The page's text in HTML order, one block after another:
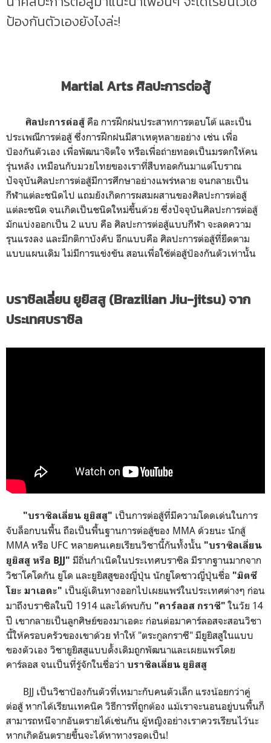
ป้องกันตัวเองยังไงล่ะ!
Martial Arts ศิลปะการต่อสู้
ศิลปะการต่อสู้ คือ การฝึกฝนประสาทการตอบโต้ และเป็น
ประเพณีการต่อสู้ ซึ่งการฝึกฝนมีสาเหตุหลายอย่าง เช่น เพื่อ
ป้องกันตัวเอง เพื่อพัฒนาจิตใจ หรือเพื่อถ่ายทอดเป็นมรดกให้คน
รุ่นหลัง เหมือนกับมวยไทยของเราที่สืบทอดกันมาแต่โบราณ
ปัจจุบันศิลปะการต่อสู้มีการศึกษาอย่างแพร่หลาย จนกลายเป็น
กีฬาแต่ละชนิดไป แถมยังเกิดการผสมผสานของศิลปะการต่อสู้
แต่ละชนิด จนเกิดเป็นชนิดใหม่ขึ้นด้วย ซึ่งปัจจุบันศิลปะการต่อสู้
มักแบ่งออกเป็น 2 แบบ คือ ศิลปะการต่อสู้แบบกีฬา จะลดความ
รุนแรงลง และมีกติกาบังคับ อีกแบบคือ ศิลปะการต่อสู้ที่ยึดตาม
แบบแผนเดิม ไม่มีการแข่งขัน สอนเพื่อใช้ต่อสู้ป้องกันตัวเท่านั้น
บราซิลเลี่ยน ยูยิสสู (Brazilian Jiu-jitsu) จาก
ประเทศบราซิล
"บราซิลเลี่ยน ยูยิสสู" เป็นการต่อสู้ที่มีความโดดเด่นในการ
จับล็อกบนพื้น ถือเป็นพื้นฐานการต่อสู้ของ MMA ด้วยนะ นักสู้
MMA หรือ UFC หลายคนเคยเรียนวิชานี้กันทั้งนั้น "บราซิลเลี่ยน
ยูยิสสู หรือ BJJ" มีถิ่นกำเนิดในประเทศบราซิล มีรากฐานมากจาก
วิชาโคโดกัน ยูโด และยูยิสสูของญี่ปุ่น นักยูโดชาวญี่ปุ่นชื่อ "มิตซึ
โยะ มาเอดะ" เป็นผู้เดินทางออกไปเผยแพร่ในประเทศต่างๆ ก่อน
มาถึงบราซิลในปี 1914 และได้พบกับ "คาร์ลอส กราซี" ในวัย 14
ปี เขากลายเป็นลูกศิษย์ของมาเอดะ ก่อนต่อมาคาร์ลอสจะสอนวิชา
นี้ให้ครอบครัวของเขาด้วย ทำให้ "ตระกูลกราซี" มียูยิสสูในแบบ
ของตัวเอง วิชายูยิสสูแบบดั้งเดิมถูกพัฒนาและเผยแพร่โดย
คาร์ลอส จนเป็นที่รู้จักในชื่อว่า บราซิลเลี่ยน ยูยิสสู
BJJ เป็นวิชาป้องกันตัวที่เหมาะกับคนตัวเล็ก แรงน้อยกว่าคู่
ต่อสู้ หากได้เรียนเทคนิค วิธีการที่ถูกต้อง แม้เราจะนอนอยู่บนพื้นก็
สามารถหนีจากอันตรายได้เช่นกัน ผู้หญิงอย่างเราควรเรียนไว้นะ
หากเกิดอันตรายขึ้นจะได้หาทางรอดเป็น!